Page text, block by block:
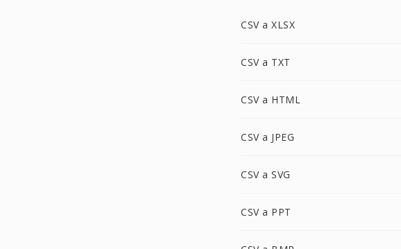
CSV a XLSX
CSV a TXT
CSV a HTML
CSV a JPEG
CSV a SVG
CSV a PPT